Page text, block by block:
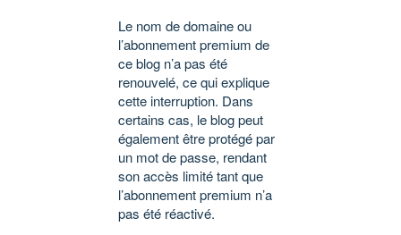
Le nom de domaine ou
l’abonnement premium de
ce blog n’a pas été
renouvelé, ce qui explique
cette interruption. Dans
certains cas, le blog peut
également être protégé par
un mot de passe, rendant
son accès limité tant que
l’abonnement premium n’a
pas été réactivé.